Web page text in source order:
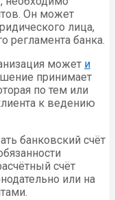
Он может
лица,
регламента банка.
может и
принимает
по тем или
к ведению
банковский счёт
счёт
или на